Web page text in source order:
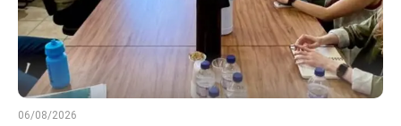
06/08/2026